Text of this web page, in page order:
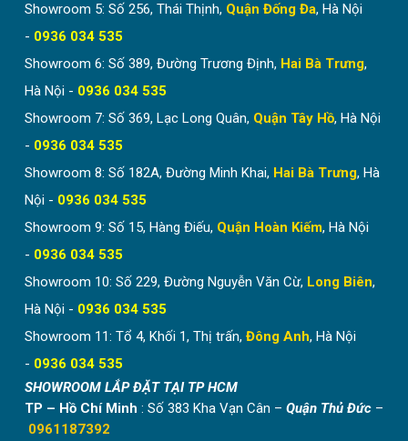
Showroom 5: Số 256, Thái Thịnh, Quận Đống Đa, Hà Nội
- 0936 034 535
Showroom 6: Số 389, Đường Trương Định, Hai Bà Trưng,
Hà Nội - 0936 034 535
Showroom 7: Số 369, Lạc Long Quân, Quận Tây Hồ, Hà Nội
- 0936 034 535
Showroom 8: Số 182A, Đường Minh Khai, Hai Bà Trưng, Hà
Nội - 0936 034 535
Showroom 9: Số 15, Hàng Điếu, Quận Hoàn Kiếm, Hà Nội
- 0936 034 535
Showroom 10: Số 229, Đường Nguyễn Văn Cừ, Long Biên,
Hà Nội - 0936 034 535
Showroom 11: Tổ 4, Khối 1, Thị trấn, Đông Anh, Hà Nội
- 0936 034 535
SHOWROOM LẮP ĐẶT TẠI TP HCM
TP – Hồ Chí Minh : Số 383 Kha Vạn Cân – Quận Thủ Đức –
0961187392